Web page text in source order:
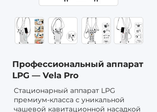
Профессиональный аппарат
LPG — Vela Pro
Стационарный аппарат LPG
премиум-класса с уникальной
чашевой кавитационной насадкой